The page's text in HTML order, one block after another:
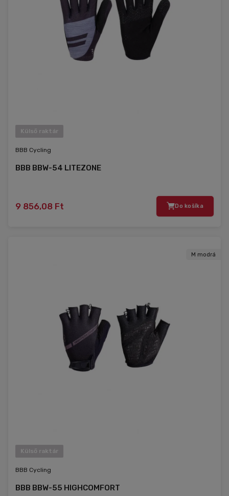
Külső raktár
BBB Cycling
BBB BBW-54 LITEZONE
9 856,08 Ft Do košíka
M modrá
Külső raktár
BBB Cycling
BBB BBW-55 HIGHCOMFORT